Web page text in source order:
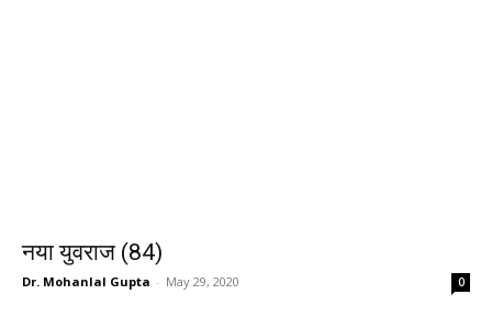
नया युवराज (84)
Dr. Mohanlal Gupta - May 29, 2020 0